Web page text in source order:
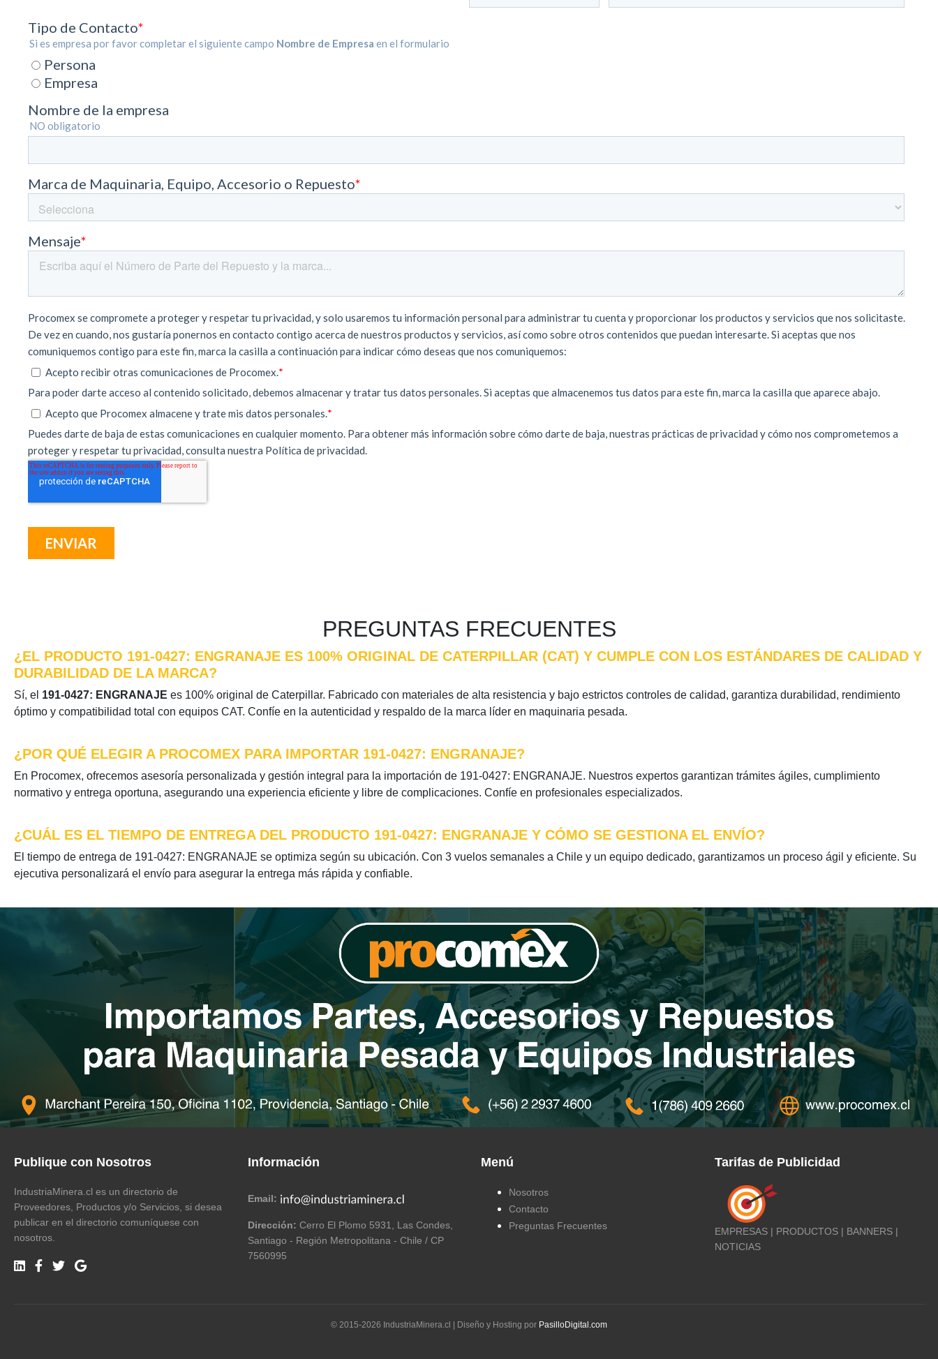
PREGUNTAS FRECUENTES
¿EL PRODUCTO 191-0427: ENGRANAJE ES 100% ORIGINAL DE CATERPILLAR (CAT) Y CUMPLE CON LOS ESTÁNDARES DE CALIDAD Y
DURABILIDAD DE LA MARCA?
Sí, el 191-0427: ENGRANAJE es 100% original de Caterpillar. Fabricado con materiales de alta resistencia y bajo estrictos controles de calidad, garantiza durabilidad, rendimiento
óptimo y compatibilidad total con equipos CAT. Confíe en la autenticidad y respaldo de la marca líder en maquinaria pesada.
¿POR QUÉ ELEGIR A PROCOMEX PARA IMPORTAR 191-0427: ENGRANAJE?
En Procomex, ofrecemos asesoría personalizada y gestión integral para la importación de 191-0427: ENGRANAJE. Nuestros expertos garantizan trámites ágiles, cumplimiento
normativo y entrega oportuna, asegurando una experiencia eficiente y libre de complicaciones. Confíe en profesionales especializados.
¿CUÁL ES EL TIEMPO DE ENTREGA DEL PRODUCTO 191-0427: ENGRANAJE Y CÓMO SE GESTIONA EL ENVÍO?
El tiempo de entrega de 191-0427: ENGRANAJE se optimiza según su ubicación. Con 3 vuelos semanales a Chile y un equipo dedicado, garantizamos un proceso ágil y eficiente. Su
ejecutiva personalizará el envío para asegurar la entrega más rápida y confiable.
Publique con Nosotros
IndustriaMinera.cl es un directorio de
Proveedores, Productos y/o Servicios, si desea
publicar en el directorio comuníquese con
nosotros.
Información
Email:
Dirección: Cerro El Plomo 5931, Las Condes,
Santiago - Región Metropolitana - Chile / CP
7560995
Menú
Nosotros
Contacto
Preguntas Frecuentes
Tarifas de Publicidad
EMPRESAS | PRODUCTOS | BANNERS |
NOTICIAS
© 2015-2026 IndustriaMinera.cl | Diseño y Hosting por PasilloDigital.com